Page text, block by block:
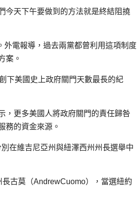
今天下午要做到的方法就是終結阻撓
外電報導，過去兩黨都曾利用這項制度
案。
下美國史上政府關門天數最長的紀
，更多美國人將政府關門的責任歸咎
務的資金來源。
在維吉尼亞州與紐澤西州州長選舉中
古莫（AndrewCuomo），當選紐約